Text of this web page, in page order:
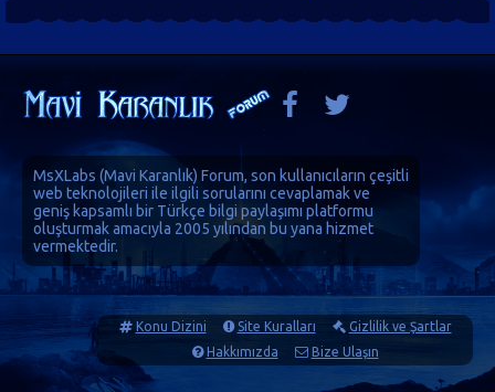
MsXLabs (Mavi Karanlık) Forum, son kullanıcıların çeşitli
web teknolojileri ile ilgili sorularını cevaplamak ve
geniş kapsamlı bir Türkçe bilgi paylaşımı platformu
oluşturmak amacıyla 2005 yılından bu yana hizmet
vermektedir.
Konu Dizini Site Kuralları
Gizlilik ve Şartlar
Hakkımızda
Bize Ulaşın